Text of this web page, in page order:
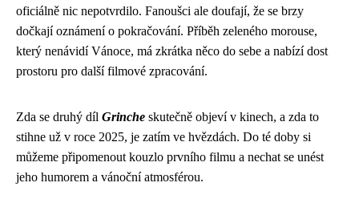
oficiálně nic nepotvrdilo. Fanoušci ale doufají, že se brzy
dočkají oznámení o pokračování. Příběh zeleného morouse,
který nenávidí Vánoce, má zkrátka něco do sebe a nabízí dost
prostoru pro další filmové zpracování.
Zda se druhý díl Grinche skutečně objeví v kinech, a zda to
stihne už v roce 2025, je zatím ve hvězdách. Do té doby si
můžeme připomenout kouzlo prvního filmu a nechat se unést
jeho humorem a vánoční atmosférou.